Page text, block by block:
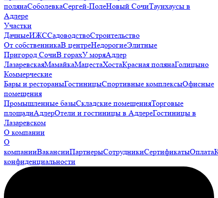
полянаСоболевкаСергей-ПолеНовый СочиТаунхаусы в
Адлере
Участки
ДачныеИЖССадоводствоСтроительство
От собственникаВ центреНедорогиеЭлитные
Пригород СочиВ горахУ моряАдлер
ЛазаревскаяМамайкаМацестаХостаКрасная полянаГолицыно
Коммерческие
Бары и рестораныГостиницыСпортивные комплексыОфисные
помещения
Промышленные базыСкладские помещенияТорговые
площадиАдлерОтели и гостиницы в АдлереГостиницы в
Лазаревском
О компании
О
компанииВакансииПартнерыСотрудникиСертификатыОплата
конфиденциальности